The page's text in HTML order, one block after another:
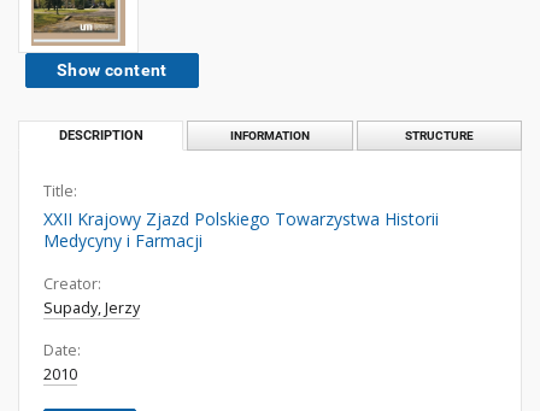
Show content
DESCRIPTION INFORMATION STRUCTURE
Title:
XXII Krajowy Zjazd Polskiego Towarzystwa Historii
Medycyny i Farmacji
Creator:
Supady, Jerzy
Date:
2010